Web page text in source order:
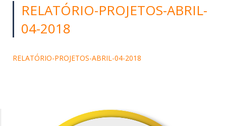
RELATÓRIO-PROJETOS-ABRIL-
04-2018
RELATÓRIO-PROJETOS-ABRIL-04-2018